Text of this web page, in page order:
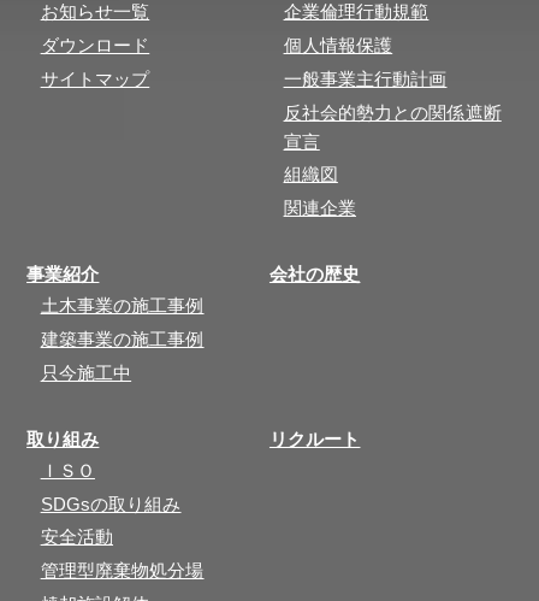
お知らせ一覧
ダウンロード
サイトマップ
企業倫理行動規範
個人情報保護
一般事業主行動計画
反社会的勢力との関係遮断
宣言
組織図
関連企業
事業紹介
土木事業の施工事例
建築事業の施工事例
只今施工中
会社の歴史
取り組み
ＩＳＯ
SDGsの取り組み
安全活動
管理型廃棄物処分場
リクルート